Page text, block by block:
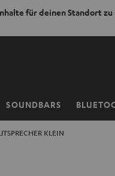
für deinen Standort zu
SOUNDBARS
KLEIN